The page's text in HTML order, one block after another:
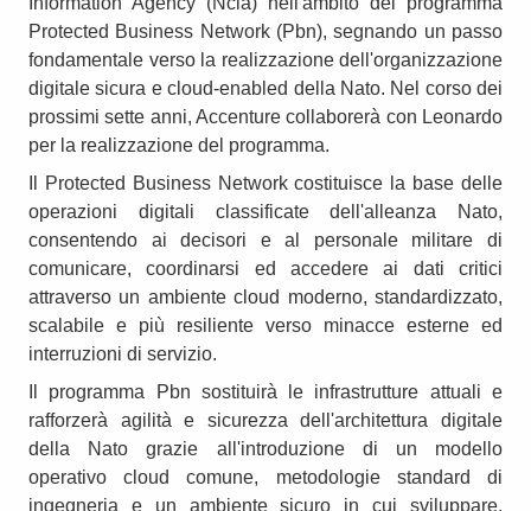
Protected Business Network (Pbn), segnando un passo
fondamentale verso la realizzazione dell'organizzazione
digitale sicura e cloud-enabled della Nato. Nel corso dei
prossimi sette anni, Accenture collaborerà con Leonardo
per la realizzazione del programma.
Il Protected Business Network costituisce la base delle
operazioni digitali classificate dell'alleanza Nato,
consentendo ai decisori e al personale militare di
comunicare, coordinarsi ed accedere ai dati critici
attraverso un ambiente cloud moderno, standardizzato,
scalabile e più resiliente verso minacce esterne ed
interruzioni di servizio.
Il programma Pbn sostituirà le infrastrutture attuali e
rafforzerà agilità e sicurezza dell'architettura digitale
della Nato grazie all'introduzione di un modello
operativo cloud comune, metodologie standard di
ingegneria e un ambiente sicuro in cui sviluppare,